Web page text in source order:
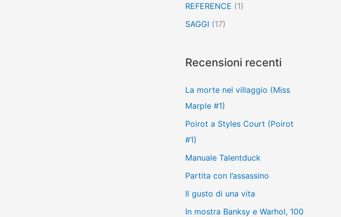
REFERENCE (1)
SAGGI (17)
Recensioni recenti
La morte nel villaggio (Miss
Marple #1)
Poirot a Styles Court (Poirot
#1)
Manuale Talentduck
Partita con l’assassino
Il gusto di una vita
In mostra Banksy e Warhol, 100